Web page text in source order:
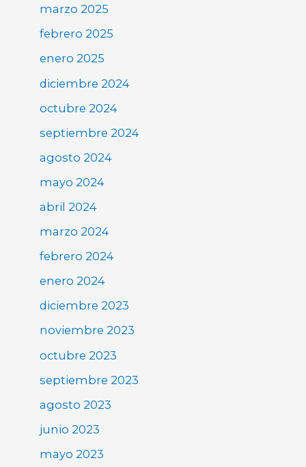
marzo 2025
febrero 2025
enero 2025
diciembre 2024
octubre 2024
septiembre 2024
agosto 2024
mayo 2024
abril 2024
marzo 2024
febrero 2024
enero 2024
diciembre 2023
noviembre 2023
octubre 2023
septiembre 2023
agosto 2023
junio 2023
mayo 2023